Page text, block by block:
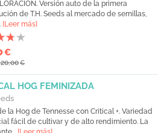
Versión auto de la primera
de T.H. Seeds al mercado de semillas,
[Leer más]
€
€
HOG FEMINIZADA
la Hog de Tennesse con Critical +. Variedad
fácil de cultivar y de alto rendimiento. La